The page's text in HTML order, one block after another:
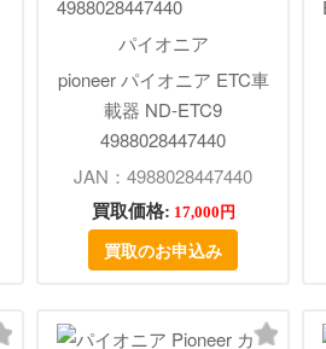
パイオニア
pioneer パイオニア ETC車
載器 ND-ETC9
4988028447440
JAN：4988028447440
買取価格: 17,000円
買取のお申込み